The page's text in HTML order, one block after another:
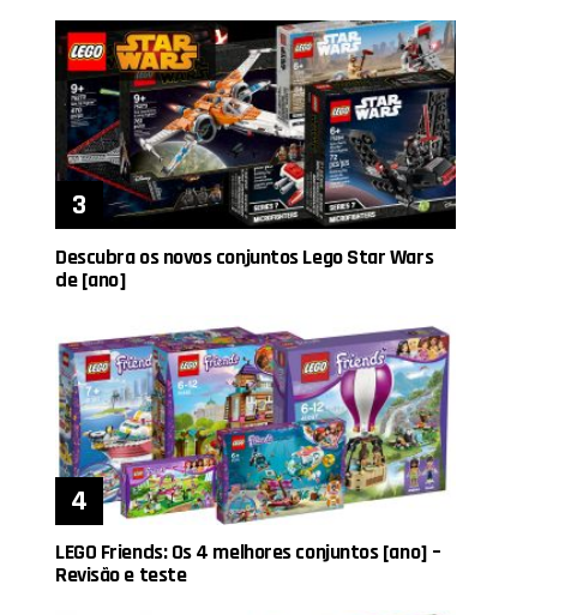
Descubra os novos conjuntos Lego Star Wars
de [ano]
LEGO Friends: Os 4 melhores conjuntos [ano] –
Revisão e teste